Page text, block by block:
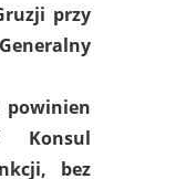
przy
powinien
Konsul
bez